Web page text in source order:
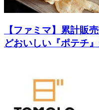
【ファミマ】累計販
どおいしい『ポテチ』